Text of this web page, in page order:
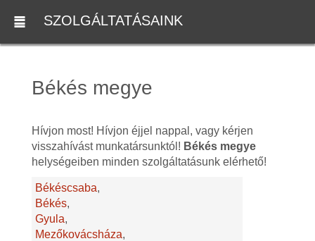
SZOLGÁLTATÁSAINK
Békés megye
Hívjon most! Hívjon éjjel nappal, vagy kérjen
visszahívást munkatársunktól! Békés megye
helységeiben minden szolgáltatásunk elérhető!
Békéscsaba,
Békés,
Gyula,
Mezőkovácsháza,